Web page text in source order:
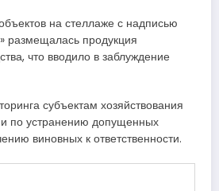
на стеллаже с надписью
размещалась продукция
что вводило в заблуждение
субъектам хозяйствования
по устранению допущенных
виновных к ответственности.